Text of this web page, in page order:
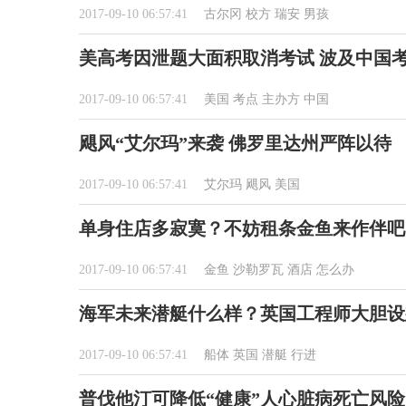
2017-09-10 06:57:41 古尔冈 校方 瑞安 男孩
美高考因泄题大面积取消考试 波及中国
2017-09-10 06:57:41 美国 考点 主办方 中国
飓风“艾尔玛”来袭 佛罗里达州严阵以待
2017-09-10 06:57:41 艾尔玛 飓风 美国
单身住店多寂寞？不妨租条金鱼来作伴吧
2017-09-10 06:57:41 金鱼 沙勒罗瓦 酒店 怎么办
海军未来潜艇什么样？英国工程师大胆
2017-09-10 06:57:41 船体 英国 潜艇 行进
普伐他汀可降低“健康”人心脏病死亡风险